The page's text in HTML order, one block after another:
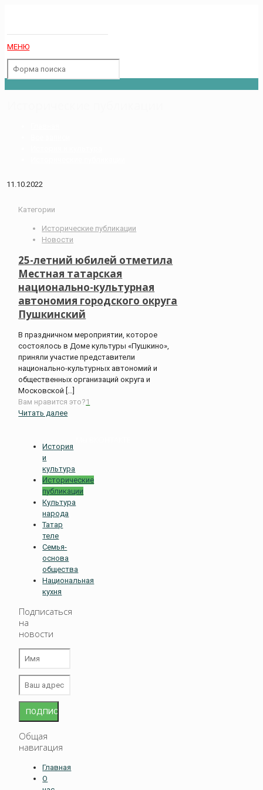
МЕНЮ
11.10.2022
Категории
Исторические публикации
Новости
25-летний юбилей отметила
Местная татарская
национально-культурная
автономия городского округа
Пушкинский
В праздничном мероприятии, которое
состоялось в Доме культуры «Пушкино»,
приняли участие представители
национально-культурных автономий и
общественных организаций округа и
Московской […]
Вам нравится это?1
Читать далее
История
и
культура
Исторические
публикации
Культура
народа
Татар
теле
Семья-
основа
общества
Национальная
кухня
Подписаться
на
новости
Общая
навигация
Главная
О